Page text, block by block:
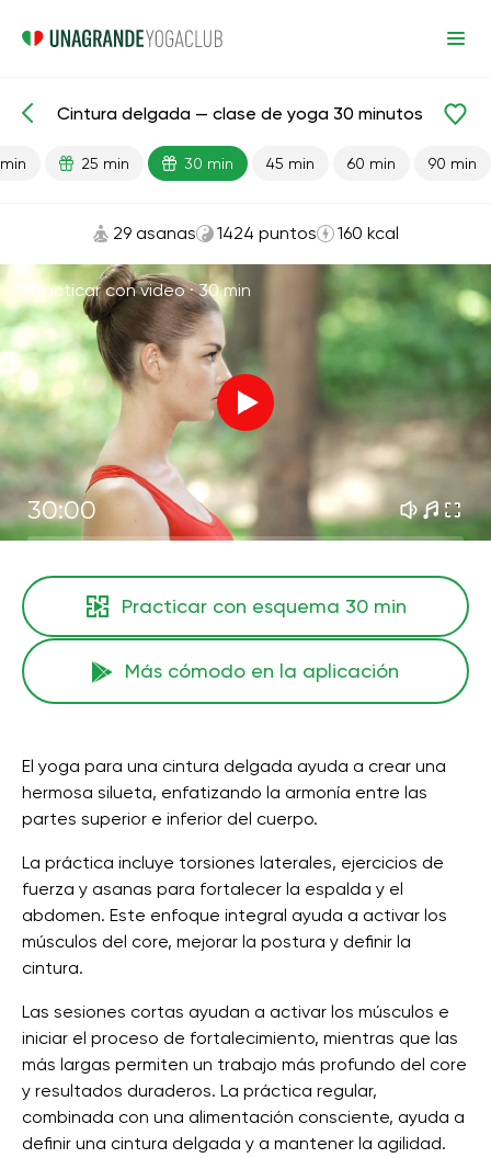
Lecciones preparadas Cintura Pérdida de peso
Cintura delgada — clase de yoga 30 minutos
25 min 30 min 45 min 60 min 90 min
29 asanas 1424 puntos 160 kcal
Practicar con video ·30 min
30:00
Practicar con esquema 30 min
Más cómodo en la aplicación
El yoga para una cintura delgada ayuda a crear una
hermosa silueta, enfatizando la armonía entre las
partes superior e inferior del cuerpo.
La práctica incluye torsiones laterales, ejercicios de
fuerza y ​​asanas para fortalecer la espalda y el
abdomen. Este enfoque integral ayuda a activar los
músculos del core, mejorar la postura y definir la
cintura.
Las sesiones cortas ayudan a activar los músculos e
iniciar el proceso de fortalecimiento, mientras que las
más largas permiten un trabajo más profundo del core
y resultados duraderos. La práctica regular,
combinada con una alimentación consciente, ayuda a
definir una cintura delgada y a mantener la agilidad.